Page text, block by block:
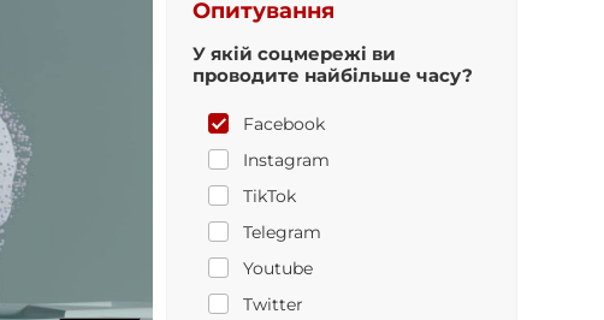
Опитування
У якій соцмережі ви
проводите найбільше часу?
Facebook
Instagram
TikTok
Telegram
Youtube
Twitter